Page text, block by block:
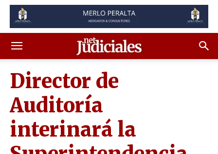
Director de
Auditoría
interinará la